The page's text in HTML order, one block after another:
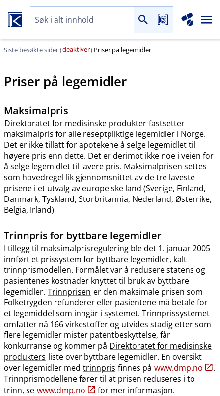
Siste besøkte sider (deaktiver) Priser på legemidler
Priser på legemidler
Maksimalpris
Direktoratet for medisinske produkter fastsetter
maksimalpris for alle reseptpliktige legemidler i Norge.
Det er ikke tillatt for apotekene å selge legemidlet til
høyere pris enn dette. Det er derimot ikke noe i veien for
å selge legemidlet til lavere pris. Maksimalprisen settes
som hovedregel lik gjennomsnittet av de tre laveste
prisene i et utvalg av europeiske land (Sverige, Finland,
Danmark, Tyskland, Storbritannia, Nederland, Østerrike,
Belgia, Irland).
Trinnpris for byttbare legemidler
I tillegg til maksimalprisregulering ble det 1. januar 2005
innført et prissystem for byttbare legemidler, kalt
trinnprismodellen. Formålet var å redusere statens og
pasientenes kostnader knyttet til bruk av byttbare
legemidler. Trinnprisen er den maksimale prisen som
Folketrygden refunderer eller pasientene må betale for
et legemiddel som inngår i systemet. Trinnprissystemet
omfatter nå 166 virkestoffer og utvides stadig etter som
flere legemidler mister patentbeskyttelse, får
konkurranse og kommer på Direktoratet for medisinske
produkters liste over byttbare legemidler. En oversikt
over legemidler med trinnpris finnes på www.dmp.no
.
Trinnprismodellene fører til at prisen reduseres i to
trinn, se www.dmp.no for mer informasjon.